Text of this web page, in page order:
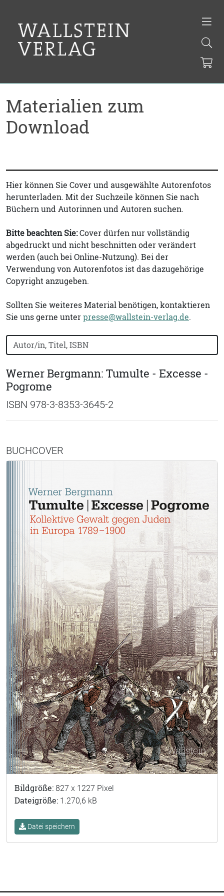
Materialien zum
Download
Hier können Sie Cover und ausgewählte Autorenfotos
herunterladen. Mit der Suchzeile können Sie nach
Büchern und Autorinnen und Autoren suchen.
Bitte beachten Sie:Cover dürfen nur vollständig
abgedruckt und nicht beschnitten oder verändert
werden (auch bei Online-Nutzung). Bei der
Verwendung von Autorenfotos ist das dazugehörige
Copyright anzugeben.
Sollten Sie weiteres Material benötigen, kontaktieren
Sie uns gerne unterpresse@wallstein-verlag.de.
Bücher nach Buchtitel, Autorennamen oder ISBN
Werner Bergmann: Tumulte - Excesse -
Pogrome
ISBN 978-3-8353-3645-2
BUCHCOVER
Bildgröße: 827 x 1227 Pixel
Dateigröße: 1.270,6 kB
Datei speichern